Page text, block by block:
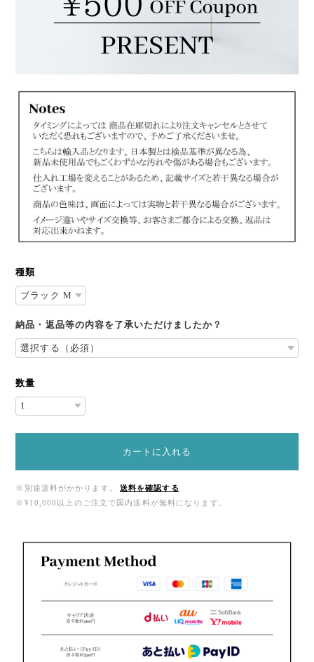
種類
納品・返品等の内容を了承いただけましたか？
数量
カートに入れる
※別途送料がかかります。
送料を確認する
※¥10,000以上のご注文で国内送料が無料になります。